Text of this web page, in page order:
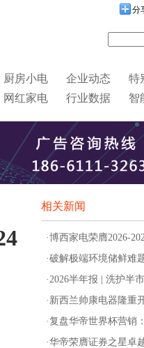
分
厨房小电 企业动态 特
网红家电 行业数据 智
相关新闻
·博西家电荣膺2026-
·破解极端环境储鲜难
·2026半年报 | 洗护半
·新西兰帅康电器隆重
·复盘华帝世界杯营销
·华帝荣膺证券之星卓